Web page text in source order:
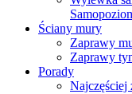
Ściany mury
Zaprawy
Zaprawy
Porady
Najczęściej